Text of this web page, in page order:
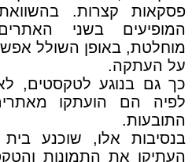
פסקאות קצרות.
המופיעים בשני
מוחלטת, באופן השולל
על העתקה.
כך גם בנוגע לטקסטים,
לפיה הם הועתקו
התובעות.
בנסיבות אלו, שוכנע
העתיקו את התמונות